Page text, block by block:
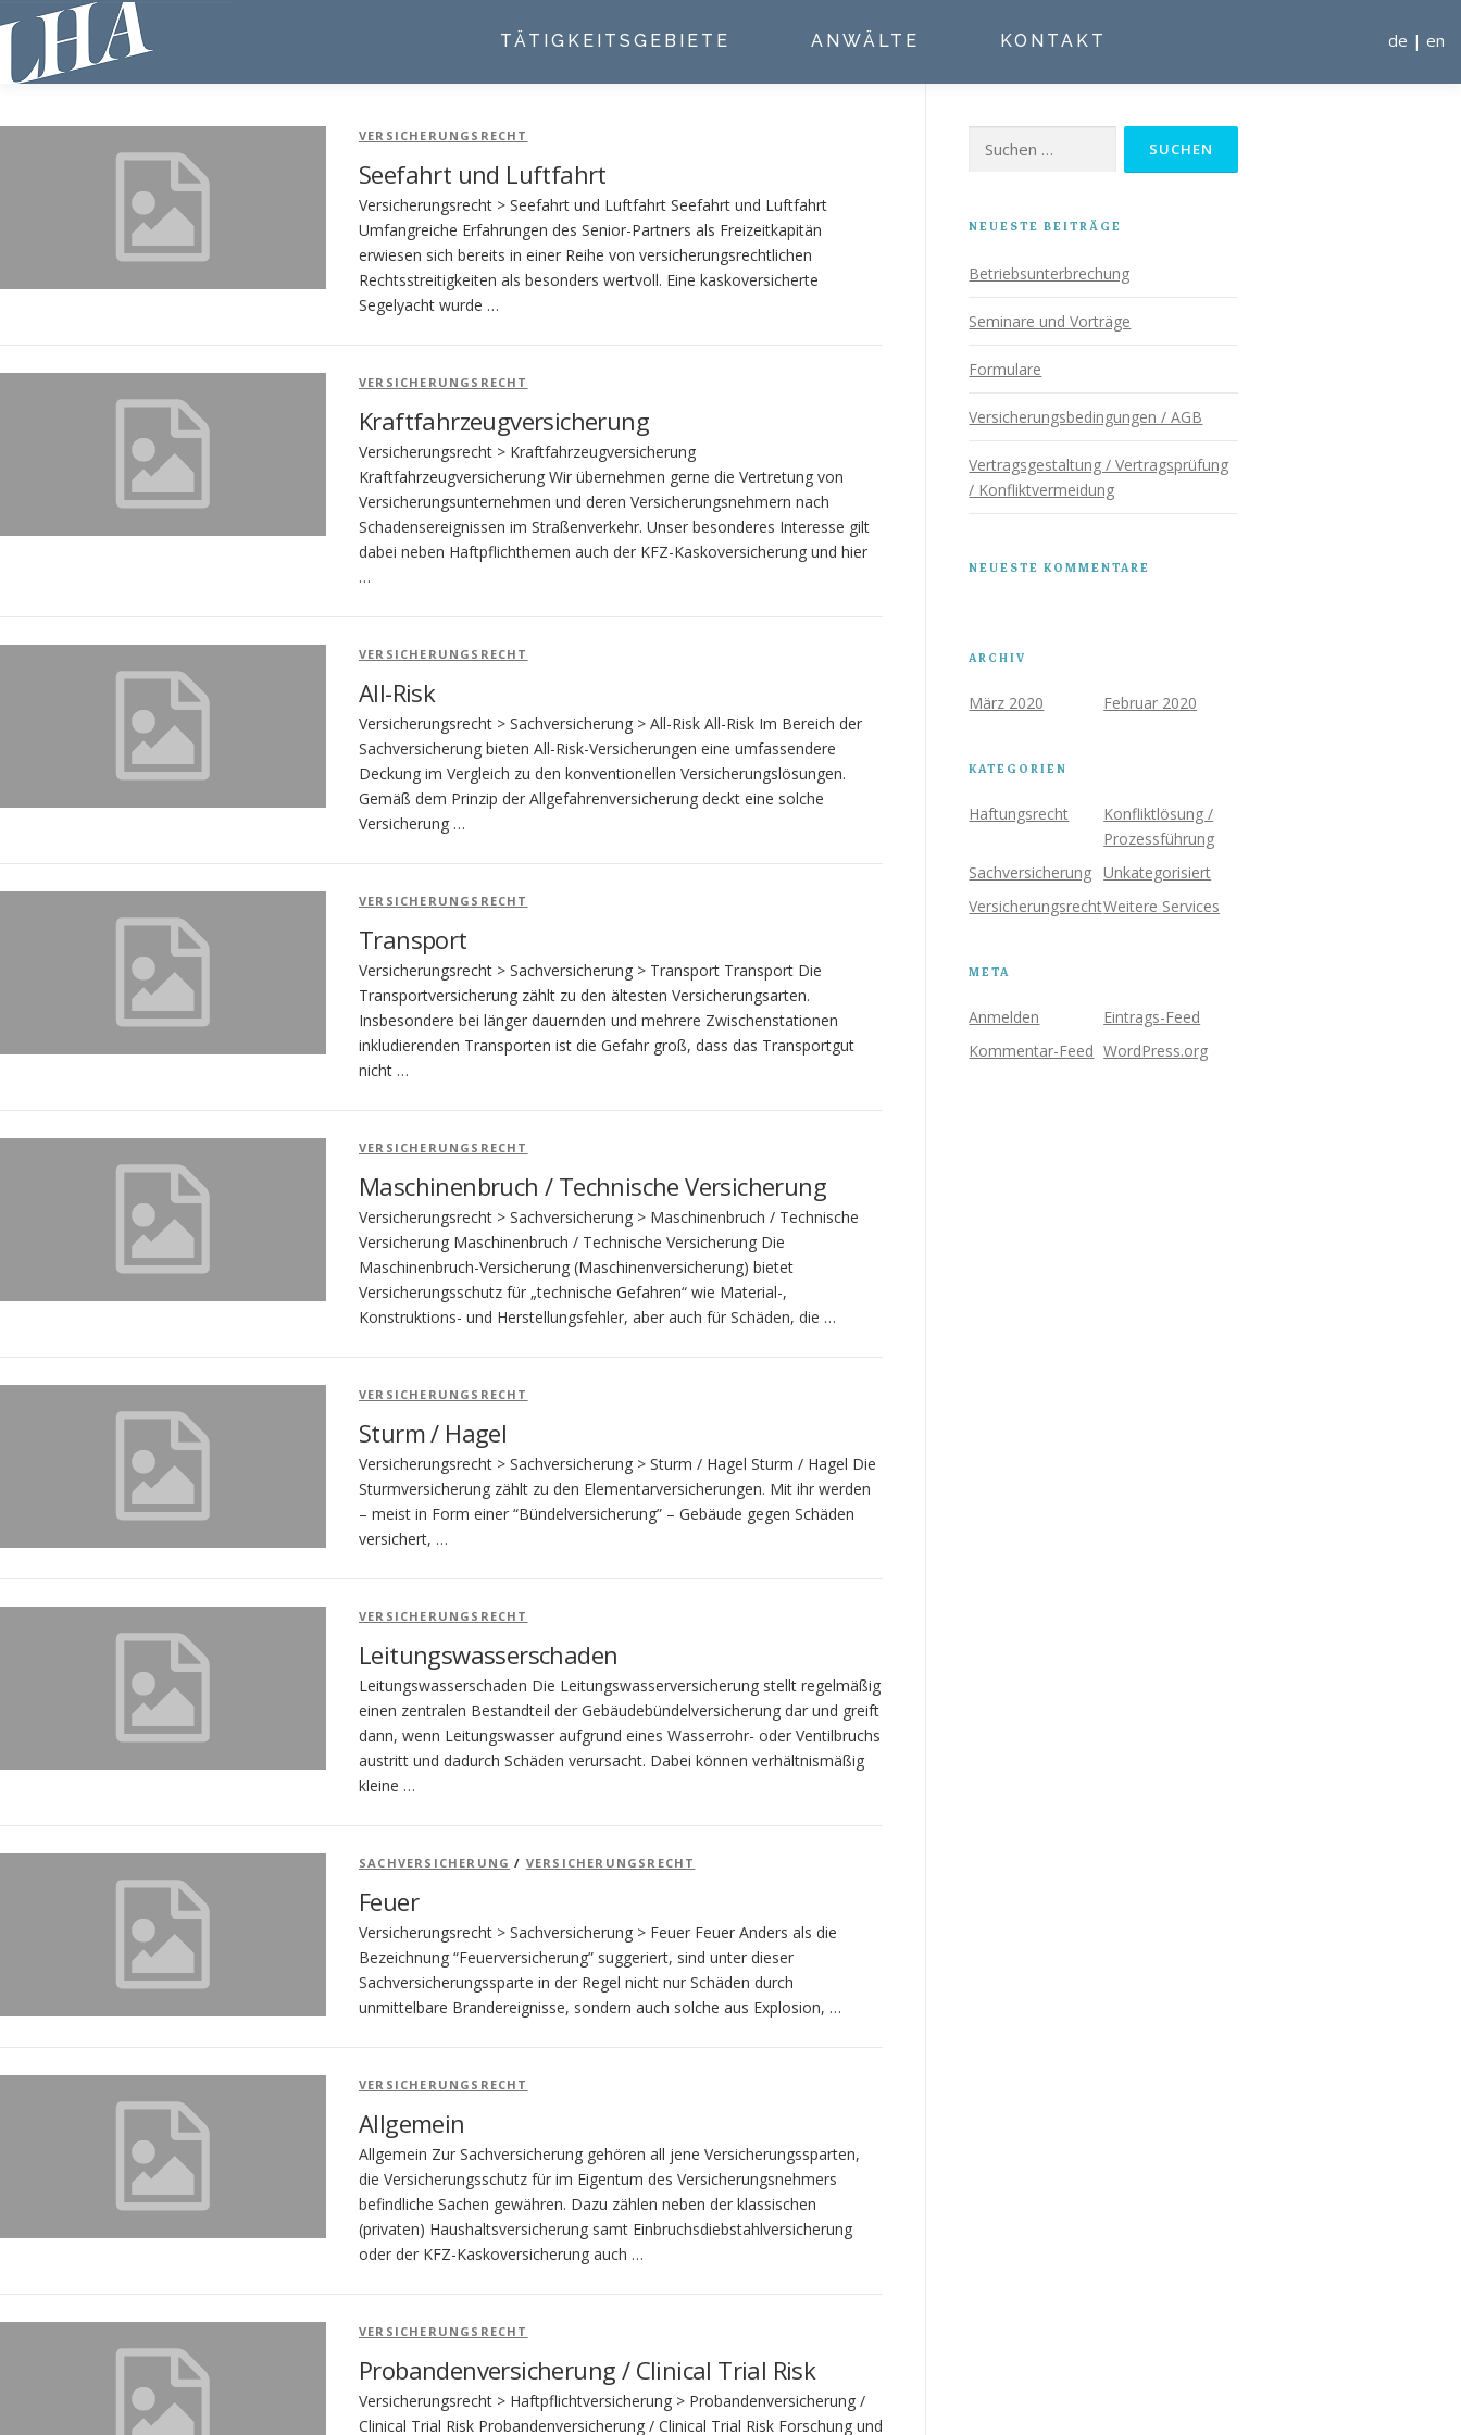
Direkt
zum
Inhalt
de | en
TÄTIGKEITSGEBIETE ANWÄLTE KONTAKT
VERSICHERUNGSRECHT
Seefahrt und Luftfahrt
Versicherungsrecht > Seefahrt und Luftfahrt Seefahrt und Luftfahrt
Umfangreiche Erfahrungen des Senior-Partners als Freizeitkapitän
erwiesen sich bereits in einer Reihe von versicherungsrechtlichen
Rechtsstreitigkeiten als besonders wertvoll. Eine kaskoversicherte
Segelyacht wurde …
VERSICHERUNGSRECHT
Kraftfahrzeugversicherung
Versicherungsrecht > Kraftfahrzeugversicherung
Kraftfahrzeugversicherung Wir übernehmen gerne die Vertretung von
Versicherungsunternehmen und deren Versicherungsnehmern nach
Schadensereignissen im Straßenverkehr. Unser besonderes Interesse gilt
dabei neben Haftpflichthemen auch der KFZ-Kaskoversicherung und hier
…
VERSICHERUNGSRECHT
All-Risk
Versicherungsrecht > Sachversicherung > All-Risk All-Risk Im Bereich der
Sachversicherung bieten All-Risk-Versicherungen eine umfassendere
Deckung im Vergleich zu den konventionellen Versicherungslösungen.
Gemäß dem Prinzip der Allgefahrenversicherung deckt eine solche
Versicherung …
VERSICHERUNGSRECHT
Transport
Versicherungsrecht > Sachversicherung > Transport Transport Die
Transportversicherung zählt zu den ältesten Versicherungsarten.
Insbesondere bei länger dauernden und mehrere Zwischenstationen
inkludierenden Transporten ist die Gefahr groß, dass das Transportgut
nicht …
VERSICHERUNGSRECHT
Maschinenbruch / Technische Versicherung
Versicherungsrecht > Sachversicherung > Maschinenbruch / Technische
Versicherung Maschinenbruch / Technische Versicherung Die
Maschinenbruch-Versicherung (Maschinenversicherung) bietet
Versicherungsschutz für „technische Gefahren“ wie Material-,
Konstruktions- und Herstellungsfehler, aber auch für Schäden, die …
VERSICHERUNGSRECHT
Sturm / Hagel
Versicherungsrecht > Sachversicherung > Sturm / Hagel Sturm / Hagel Die
Sturmversicherung zählt zu den Elementarversicherungen. Mit ihr werden
– meist in Form einer “Bündelversicherung” – Gebäude gegen Schäden
versichert, …
VERSICHERUNGSRECHT
Leitungswasserschaden
Leitungswasserschaden Die Leitungswasserversicherung stellt regelmäßig
einen zentralen Bestandteil der Gebäudebündelversicherung dar und greift
dann, wenn Leitungswasser aufgrund eines Wasserrohr- oder Ventilbruchs
austritt und dadurch Schäden verursacht. Dabei können verhältnismäßig
kleine …
SACHVERSICHERUNG / VERSICHERUNGSRECHT
Feuer
Versicherungsrecht > Sachversicherung > Feuer Feuer Anders als die
Bezeichnung “Feuerversicherung” suggeriert, sind unter dieser
Sachversicherungssparte in der Regel nicht nur Schäden durch
unmittelbare Brandereignisse, sondern auch solche aus Explosion, …
VERSICHERUNGSRECHT
Allgemein
Allgemein Zur Sachversicherung gehören all jene Versicherungssparten,
die Versicherungsschutz für im Eigentum des Versicherungsnehmers
befindliche Sachen gewähren. Dazu zählen neben der klassischen
(privaten) Haushaltsversicherung samt Einbruchsdiebstahlversicherung
oder der KFZ-Kaskoversicherung auch …
VERSICHERUNGSRECHT
Probandenversicherung / Clinical Trial Risk
Versicherungsrecht > Haftpflichtversicherung > Probandenversicherung /
Clinical Trial Risk Probandenversicherung / Clinical Trial Risk Forschung und
nach:
NEUESTE BEITRÄGE
Betriebsunterbrechung
Seminare und Vorträge
Formulare
Versicherungsbedingungen / AGB
Vertragsgestaltung / Vertragsprüfung
/ Konfliktvermeidung
NEUESTE KOMMENTARE
ARCHIV
März 2020 Februar 2020
KATEGORIEN
Haftungsrecht
Konfliktlösung /
Prozessführung
Sachversicherung Unkategorisiert
VersicherungsrechtWeitere Services
META
Anmelden
Eintrags-Feed
Kommentar-Feed WordPress.org